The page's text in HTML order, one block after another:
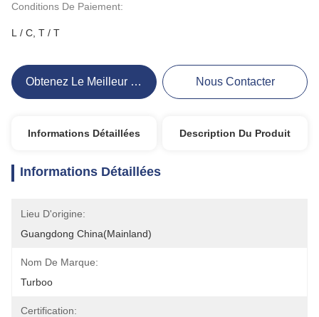
Conditions De Paiement:
L / C, T / T
Obtenez Le Meilleur Prix Nous Contacter
Informations Détaillées Description Du Produit
Informations Détaillées
Lieu D'origine:
Guangdong China(Mainland)
Nom De Marque:
Turboo
Certification: